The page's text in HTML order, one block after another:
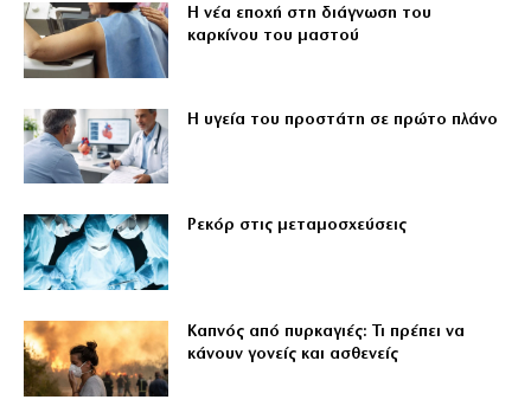
Η νέα εποχή στη διάγνωση του
καρκίνου του μαστού
Η υγεία του προστάτη σε πρώτο πλάνο
Ρεκόρ στις μεταμοσχεύσεις
Καπνός από πυρκαγιές: Τι πρέπει να
κάνουν γονείς και ασθενείς